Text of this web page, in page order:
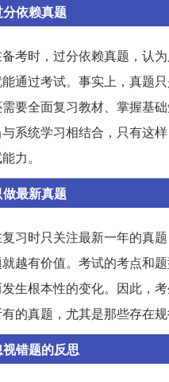
分依赖真题
考时，过分依赖真题，认
通过考试。事实上，真题
要全面复习教材、掌握基
系统学习相结合，只有这
力。
做最新真题
习时只关注最新一年的真
越有价值。考试的考点和
生根本性的变化。因此，
的真题，尤其是那些存在规
视错题的反思